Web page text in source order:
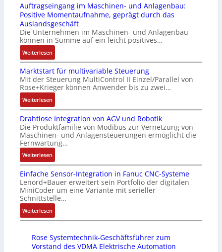
s
t
s
i
c
h
f
l
e
x
i
b
e
l
f
ü
r
i
e
A
n
w
n
d
r
i
n
g
e
n
G
u
n
d
5
G
a
u
d
n
R
a
p
e
r
3
-
Z
e
r
t
i
f
i
z
i
e
u
n
g
b
e
s
t
ä
t
i
R
u
c
k
a
u
s
g
l
e
i
c
h
e
l
e
m
e
n
t
e
m
i
S
p
Auftragseingang im Maschinen- und Anlagenbau:
Positive Momentaufnahme, geprägt durch das
Auslandsgeschäft
Die Unternehmen im Maschinen- und Anlagenbau
können in Summe auf ein leicht positives…
Weiterlesen:
A
u
f
t
r
a
g
s
e
i
n
g
a
n
g
i
m
M
s
c
Marktstart für multivariable Steuerung
Mit der Steuerung MultiControl II Einzel/Parallel von
Rose+Krieger können Anwender bis zu zwei…
Weiterlesen:
M
a
r
k
t
s
t
a
r
t
f
ü
r
u
l
Drahtlose Integration von AGV und Robotik
Die Produktfamilie von Modibus zur Vernetzung von
Maschinen- und Anlagensteuerungen ermöglicht die
Fernwartung…
Weiterlesen:
D
r
a
h
t
l
o
e
I
Einfache Sensor-Integration in Fanuc CNC-Systeme
Lenord+Bauer erweitert sein Portfolio der digitalen
MiniCoder um eine Variante mit serieller
Schnittstelle…
Weiterlesen:
E
n
f
Rose Systemtechnik-Geschäftsführer zum
Vorstand des VDMA Elektrische Automation